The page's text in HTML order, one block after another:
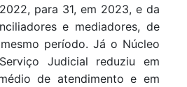
para 31, em 2023, e da
e mediadores, de
período. Já o Núcleo
Judicial reduziu em
de atendimento e em